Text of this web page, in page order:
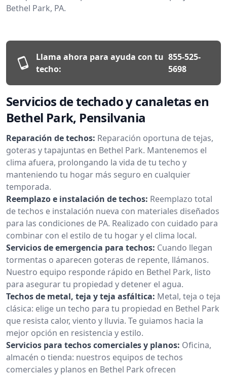
Bethel Park, PA.
Llama ahora para ayuda con tu
techo:
855-525-
5698
Servicios de techado y canaletas en
Bethel Park, Pensilvania
Reparación de techos: Reparación oportuna de tejas,
goteras y tapajuntas en Bethel Park. Mantenemos el
clima afuera, prolongando la vida de tu techo y
manteniendo tu hogar más seguro en cualquier
temporada.
Reemplazo e instalación de techos: Reemplazo total
de techos e instalación nueva con materiales diseñados
para las condiciones de PA. Realizado con cuidado para
combinar con el estilo de tu hogar y el clima local.
Servicios de emergencia para techos: Cuando llegan
tormentas o aparecen goteras de repente, llámanos.
Nuestro equipo responde rápido en Bethel Park, listo
para asegurar tu propiedad y detener el agua.
Techos de metal, teja y teja asfáltica: Metal, teja o teja
clásica: elige un techo para tu propiedad en Bethel Park
que resista calor, viento y lluvia. Te guiamos hacia la
mejor opción en resistencia y estilo.
Servicios para techos comerciales y planos: Oficina,
almacén o tienda: nuestros equipos de techos
comerciales y planos en Bethel Park ofrecen